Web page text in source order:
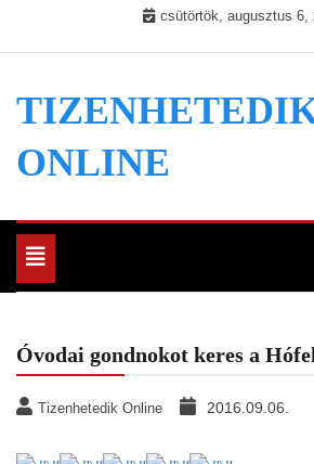
csütörtök, augusztus 6,
ONLINE
Toggle
navigation
Óvodai gondnokot keres a
Tizenhetedik Online 2016.09.06.